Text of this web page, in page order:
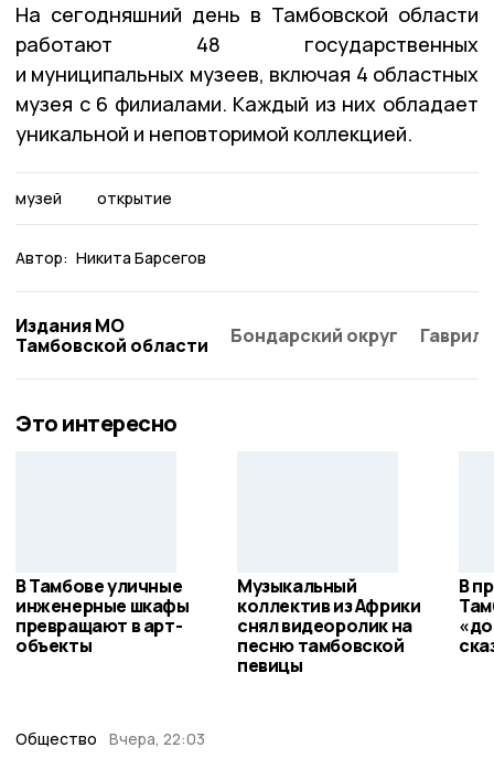
На сегодняшний день в Тамбовской области
работают 48 государственных
и муниципальных музеев, включая 4 областных
музея с 6 филиалами. Каждый из них обладает
уникальной и неповторимой коллекцией.
музей открытие
Автор: Никита Барсегов
Издания МО
Тамбовской области
Бондарский округ
Это интересно
В Тамбове уличные
инженерные шкафы
превращают в арт-
объекты
Музыкальный
коллектив из Африки
снял видеоролик на
песню тамбовской
певицы
В
Общество Вчера, 22:03